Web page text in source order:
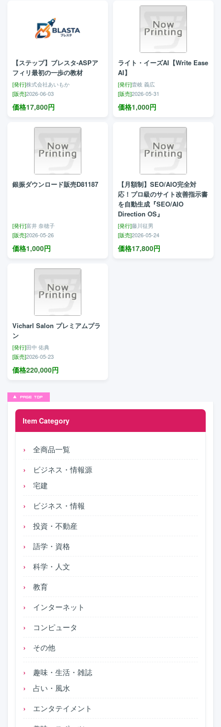
Item Category
全商品一覧
ビジネス・情報源
宅建
ビジネス・情報
投資・不動産
語学・資格
科学・人文
教育
インターネット
コンピュータ
その他
趣味・生活・雑誌
占い・風水
エンタテイメント
【ステップ】ブレスタ-ASPア
フィリ最初の一歩の教材
[発行]株式会社あいもか
[販売]2026-06-03
価格17,800円
ライト・イーズAI【Write Ease
AI】
[発行]壹岐 義広
[販売]2026-05-31
価格1,000円
銀振ダウンロード販売D81187
[発行]富井 奈穂子
[販売]2026-05-26
価格1,000円
【月額制】SEO/AIO完全対
応！プロ級のサイト改善指示書
を自動生成『SEO/AIO
Direction OS』
[発行]藤川征男
[販売]2026-05-24
価格17,800円
Vicharl Salon プレミアムプラ
ン
[発行]田中 佑典
[販売]2026-05-23
価格220,000円